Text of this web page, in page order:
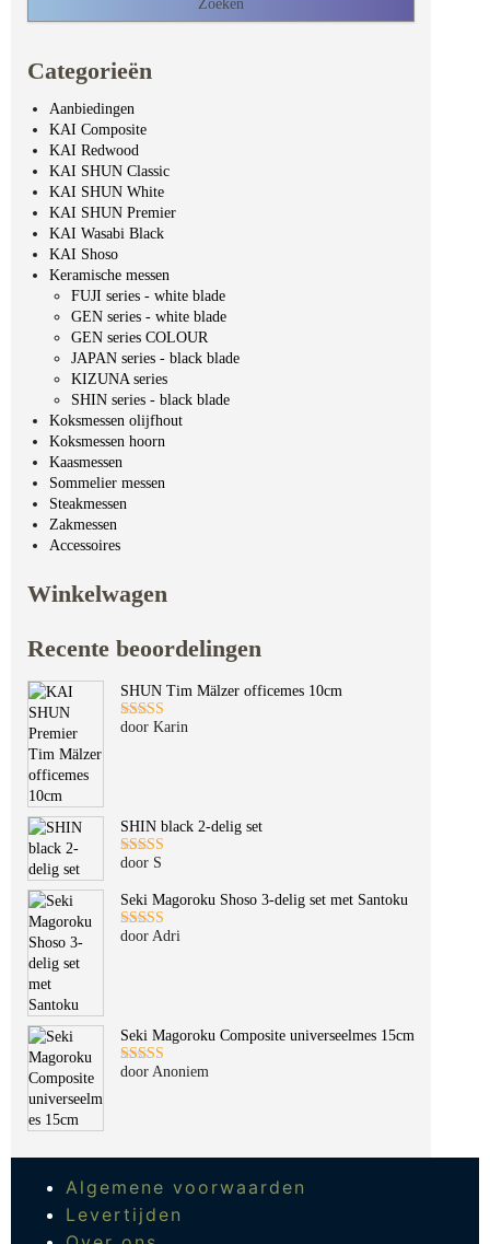
Categorieën
Aanbiedingen
KAI Composite
KAI Redwood
KAI SHUN Classic
KAI SHUN White
KAI SHUN Premier
KAI Wasabi Black
KAI Shoso
Keramische messen
FUJI series - white blade
GEN series - white blade
GEN series COLOUR
JAPAN series - black blade
KIZUNA series
SHIN series - black blade
Koksmessen olijfhout
Koksmessen hoorn
Kaasmessen
Sommelier messen
Steakmessen
Zakmessen
Accessoires
Winkelwagen
Recente beoordelingen
SHUN Tim Mälzer officemes 10cm
Gewaardeerd
door Karin
SHIN black 2-delig set
Gewaardeerd
door S
Seki Magoroku Shoso 3-delig set met Santoku
Gewaardeerd
door Adri
Seki Magoroku Composite universeelmes 15cm
Gewaardeerd
door Anoniem
Algemene voorwaarden
Levertijden